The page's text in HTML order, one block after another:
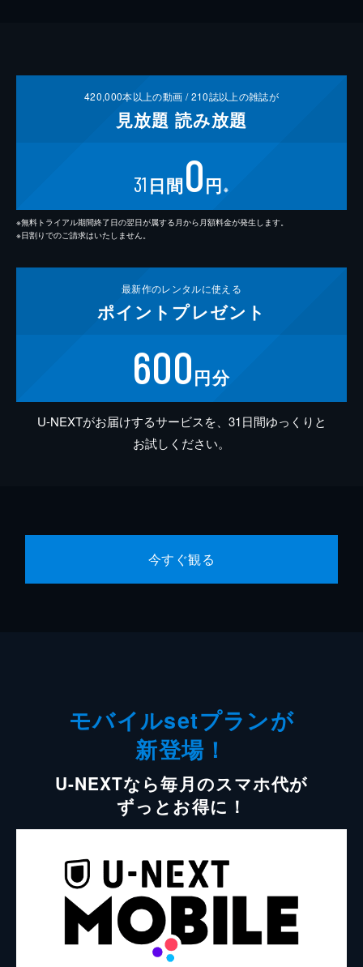
420,000本以上の動画 /210誌以上の雑誌が
見放題 読み放題
31 日間0円 ※
※無料トライアル期間終了日の翌日が属する月から月額料金が発生します。
※日割りでのご請求はいたしません。
最新作のレンタルに使える
ポイント プレゼント
600円分
U-NEXTがお届けするサービスを、31日間ゆっくりと
お試しください。
今すぐ観る
モバイルsetプランが
新登場！
U-NEXTなら毎月のスマホ代が
ずっとお得に！